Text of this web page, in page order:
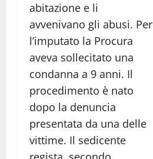
abitazione e li
avvenivano gli abusi. Per
l’imputato la Procura
aveva sollecitato una
condanna a 9 anni. Il
procedimento è nato
dopo la denuncia
presentata da una delle
vittime. Il sedicente